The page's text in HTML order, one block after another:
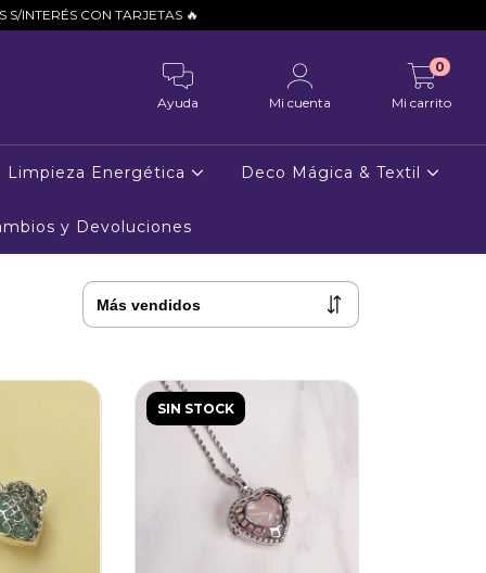
CON TARJETAS 🔥
Ayuda Mi cuenta Mi carrito
0
Limpieza Energética Deco Mágica & Textil
y Devoluciones
SIN STOCK